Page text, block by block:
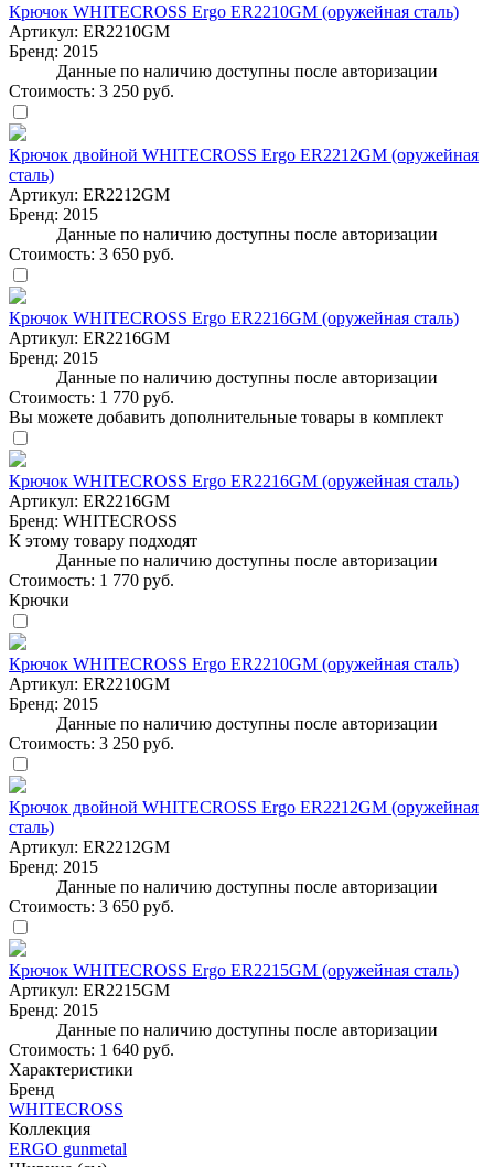
Крючок WHITECROSS Ergo ER2210GM (оружейная сталь)
Артикул: ER2210GM
Бренд: 2015
Данные по наличию доступны после авторизации
Стоимость: 3 250 руб.
Крючок двойной WHITECROSS Ergo ER2212GM (оружейная
сталь)
Артикул: ER2212GM
Бренд: 2015
Данные по наличию доступны после авторизации
Стоимость: 3 650 руб.
Крючок WHITECROSS Ergo ER2216GM (оружейная сталь)
Артикул: ER2216GM
Бренд: 2015
Данные по наличию доступны после авторизации
Стоимость: 1 770 руб.
Вы можете добавить дополнительные товары в комплект
Крючок WHITECROSS Ergo ER2216GM (оружейная сталь)
Артикул: ER2216GM
Бренд: WHITECROSS
К этому товару подходят
Данные по наличию доступны после авторизации
Стоимость: 1 770 руб.
Крючки
Крючок WHITECROSS Ergo ER2210GM (оружейная сталь)
Артикул: ER2210GM
Бренд: 2015
Данные по наличию доступны после авторизации
Стоимость: 3 250 руб.
Крючок двойной WHITECROSS Ergo ER2212GM (оружейная
сталь)
Артикул: ER2212GM
Бренд: 2015
Данные по наличию доступны после авторизации
Стоимость: 3 650 руб.
Крючок WHITECROSS Ergo ER2215GM (оружейная сталь)
Артикул: ER2215GM
Бренд: 2015
Данные по наличию доступны после авторизации
Стоимость: 1 640 руб.
Характеристики
Бренд
WHITECROSS
Коллекция
ERGO gunmetal